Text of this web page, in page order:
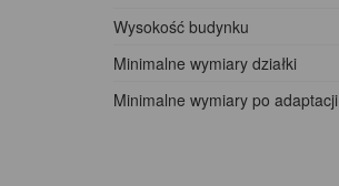
Wysokość budynku
Minimalne wymiary działki
Minimalne wymiary po adaptacji